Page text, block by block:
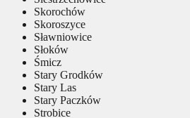
Skorochów
Skoroszyce
Sławniowice
Słoków
Śmicz
Stary Grodków
Stary Las
Stary Paczków
Strobice